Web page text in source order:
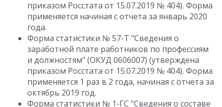
приказом Росстата от 15.07.2019 № 404). Форма
применяется начиная с отчета за январь 2020
года.
Форма статистики № 57-Т "Сведения о
заработной плате работников по профессиям
и должностям" (ОКУД 0606007) (утверждена
приказом Росстата от 15.07.2019 № 404). Форма
применяется 1 раз в 2 года, начиная с отчета за
октябрь 2019 год.
Форма статистики № 1-ГС "Сведения о составе